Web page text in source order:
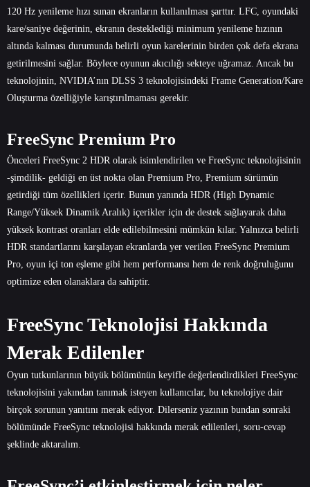
120 Hz yenileme hızı sunan ekranların kullanılması şarttır. LFC, oyundaki
kare/saniye değerinin, ekranın desteklediği minimum yenileme hızının
altında kalması durumunda belirli oyun karelerinin birden çok defa ekrana
getirilmesini sağlar. Böylece oyunun akıcılığı sekteye uğramaz. Ancak bu
teknolojinin, NVIDIA’nın DLSS 3 teknolojisindeki Frame Generation/Kare
Oluşturma özelliğiyle karıştırılmaması gerekir.
FreeSync Premium Pro
Önceleri FreeSync 2 HDR olarak isimlendirilen ve FreeSync teknolojisinin
-şimdilik- geldiği en üst nokta olan Premium Pro, Premium sürümün
getirdiği tüm özellikleri içerir. Bunun yanında HDR (High Dynamic
Range/Yüksek Dinamik Aralık) içerikler için de destek sağlayarak daha
yüksek kontrast oranları elde edilebilmesini mümkün kılar. Yalnızca belirli
HDR standartlarını karşılayan ekranlarda yer verilen FreeSync Premium
Pro, oyun içi ton eşleme gibi hem performansı hem de renk doğruluğunu
optimize eden olanaklara da sahiptir.
FreeSync Teknolojisi Hakkında
Merak Edilenler
Oyun tutkunlarının büyük bölümünün keyifle değerlendirdikleri FreeSync
teknolojisini yakından tanımak isteyen kullanıcılar, bu teknolojiye dair
birçok sorunun yanıtını merak ediyor. Dilerseniz yazının bundan sonraki
bölümünde FreeSync teknolojisi hakkında merak edilenleri, soru-cevap
şeklinde aktaralım.